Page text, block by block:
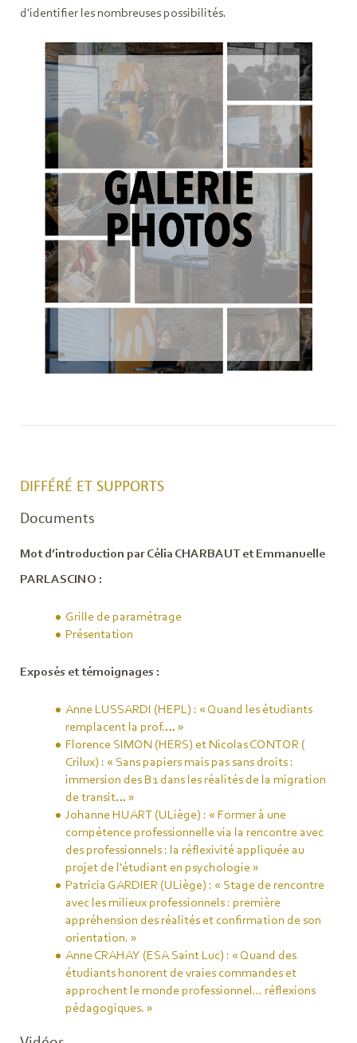
d'identifier les nombreuses possibilités.
DIFFÉRÉ ET SUPPORTS
Documents
Mot d’introduction par Célia CHARBAUT et Emmanuelle
PARLASCINO :
Grille de paramétrage
Présentation
Exposés et témoignages :
Anne LUSSARDI (HEPL) : « Quand les étudiants
remplacent la prof.… »
Florence SIMON (HERS) et Nicolas CONTOR (
Crilux) : « Sans papiers mais pas sans droits :
immersion des B1 dans les réalités de la migration
de transit… »
Johanne HUART (ULiège) : « Former à une
compétence professionnelle via la rencontre avec
des professionnels : la réflexivité appliquée au
projet de l'étudiant en psychologie »
Patricia GARDIER (ULiège) : « Stage de rencontre
avec les milieux professionnels : première
appréhension des réalités et confirmation de son
orientation. »
Anne CRAHAY (ESA Saint Luc) : « Quand des
étudiants honorent de vraies commandes et
approchent le monde professionnel... réflexions
pédagogiques. »